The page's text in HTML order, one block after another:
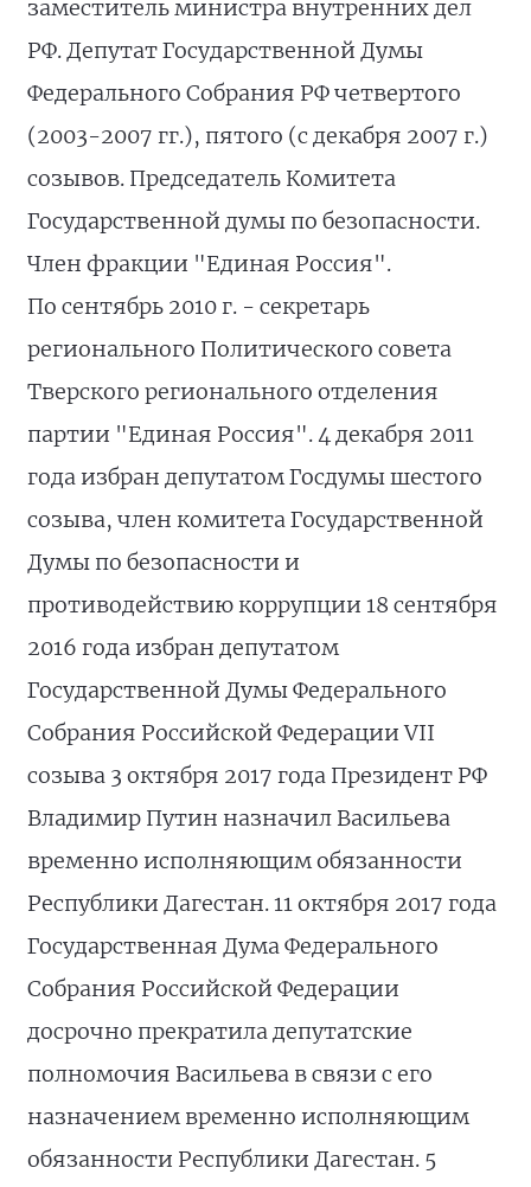
заместитель министра внутренних дел
РФ. Депутат Государственной Думы
Федерального Собрания РФ четвертого
(2003-2007 гг.), пятого (с декабря 2007 г.)
созывов. Председатель Комитета
Государственной думы по безопасности.
Член фракции "Единая Россия".
По сентябрь 2010 г. - секретарь
регионального Политического совета
Тверского регионального отделения
партии "Единая Россия". 4 декабря 2011
года избран депутатом Госдумы шестого
созыва, член комитета Государственной
Думы по безопасности и
противодействию коррупции 18 сентября
2016 года избран депутатом
Государственной Думы Федерального
Собрания Российской Федерации VII
созыва 3 октября 2017 года Президент РФ
Владимир Путин назначил Васильева
временно исполняющим обязанности
Республики Дагестан. 11 октября 2017 года
Государственная Дума Федерального
Собрания Российской Федерации
досрочно прекратила депутатские
полномочия Васильева в связи с его
назначением временно исполняющим
обязанности Республики Дагестан. 5